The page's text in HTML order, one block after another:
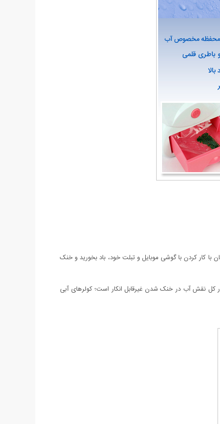
با کار کردن با گوشی موبایل و تبلت خود، باد بخورید و خنک
نقش آب در خنک شدن غیرقابل انکار است؛ کولرهای آبی